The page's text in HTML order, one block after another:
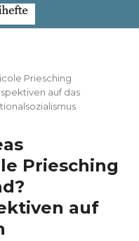
Priesching
auf das
Priesching
auf